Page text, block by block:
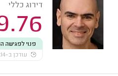
דירוג כללי
פנוי לפגישה
עודכן ב-09:14